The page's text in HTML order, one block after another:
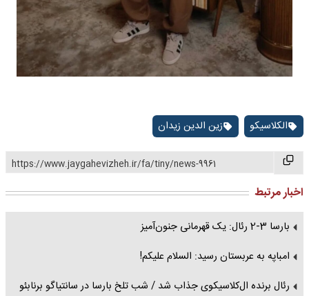
الکلاسیکو زین الدین زیدان
https://www.jaygahevizheh.ir/fa/tiny/news-9961
اخبار مرتبط
بارسا 3-2 رئال: یک قهرمانی جنون‌آمیز
امباپه به عربستان رسید: السلام علیکم!
رئال برنده ال‌کلاسیکوی جذاب شد / شب تلخ بارسا در سانتیاگو برنابئو